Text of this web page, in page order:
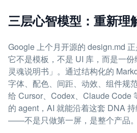
三层心智模型：重新理
Google 上个月开源的 design.md 正
它不是模板，不是 UI 库，而是一
灵魂说明书」。通过结构化的
字体、配色、间距、动效、组件规
给 Cursor、Codex、Claude Code
的 agent，AI 就能沿着这套 DNA
——不是只做第一屏，是整个产品。